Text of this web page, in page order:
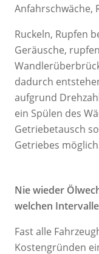
Anfahrschwäche,
Ruckeln, Rupfen
Geräusche,
dadurch
aufgrund
ein Spülen des
Getriebetausch
Getriebes
Nie wieder
welchen
Fast alle
Kostengründen